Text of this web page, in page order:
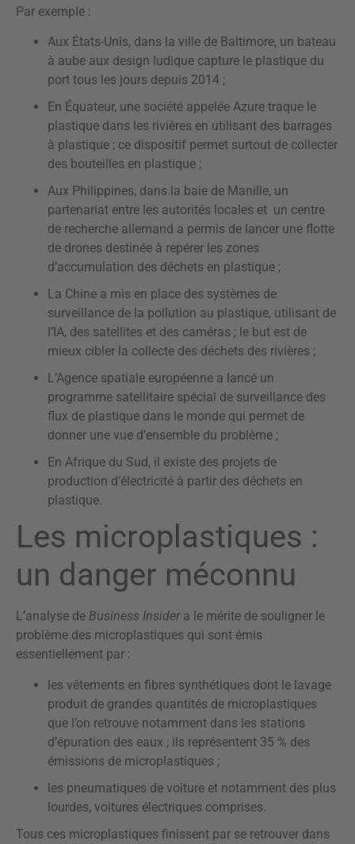
Par exemple :
Aux États-Unis, dans la ville de Baltimore, un bateau
à aube aux design ludique capture le plastique du
port tous les jours depuis 2014 ;
En Équateur, une société appelée Azure traque le
plastique dans les rivières en utilisant des barrages
à plastique ; ce dispositif permet surtout de collecter
des bouteilles en plastique ;
Aux Philippines, dans la baie de Manille, un
partenariat entre les autorités locales et un centre
de recherche allemand a permis de lancer une flotte
de drones destinée à repérer les zones
d’accumulation des déchets en plastique ;
La Chine a mis en place des systèmes de
surveillance de la pollution au plastique, utilisant de
l’IA, des satellites et des caméras ; le but est de
mieux cibler la collecte des déchets des rivières ;
L’Agence spatiale européenne a lancé un
programme satellitaire spécial de surveillance des
flux de plastique dans le monde qui permet de
donner une vue d’ensemble du problème ;
En Afrique du Sud, il existe des projets de
production d’électricité à partir des déchets en
plastique.
Les microplastiques :
un danger méconnu
L’analyse de Business Insidera le mérite de souligner le
problème des microplastiques qui sont émis
essentiellement par :
les vêtements en fibres synthétiques dont le lavage
produit de grandes quantités de microplastiques
que l’on retrouve notamment dans les stations
d’épuration des eaux ; ils représentent 35 % des
émissions de microplastiques ;
les pneumatiques de voiture et notamment des plus
lourdes, voitures électriques comprises.
Tous ces microplastiques finissent par se retrouver dans